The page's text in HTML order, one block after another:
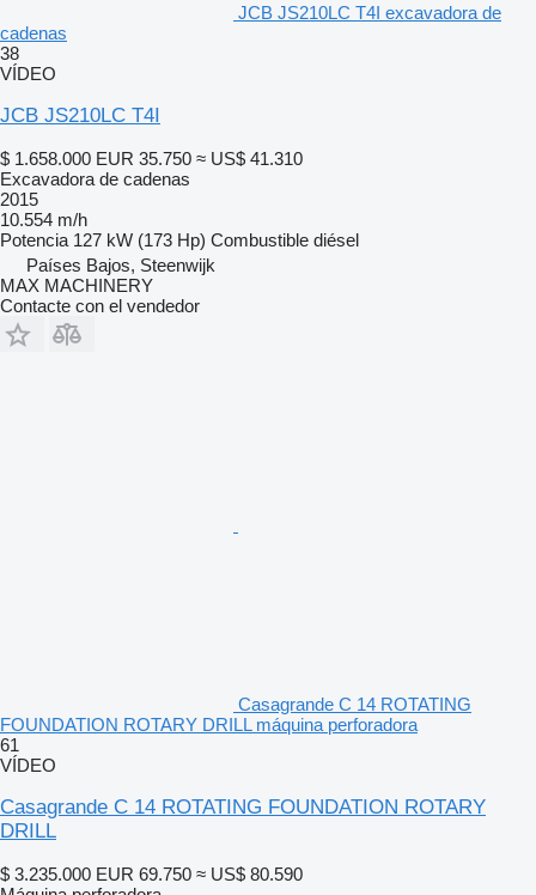
JCB JS210LC T4I excavadora de
cadenas
38
VÍDEO
JCB JS210LC T4I
$ 1.658.000 EUR 35.750 ≈ US$ 41.310
Excavadora de cadenas
2015
10.554 m/h
Potencia 127 kW (173 Hp) Combustible diésel
Países Bajos, Steenwijk
MAX MACHINERY
Contacte con el vendedor
Casagrande C 14 ROTATING
FOUNDATION ROTARY DRILL máquina perforadora
61
VÍDEO
Casagrande C 14 ROTATING FOUNDATION ROTARY
DRILL
$ 3.235.000 EUR 69.750 ≈ US$ 80.590